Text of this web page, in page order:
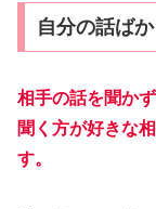
自分の話ば
相手の話を聞か
聞く方が好きな
す。